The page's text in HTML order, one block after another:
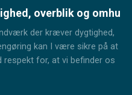
overblik og omhu
der kræver dygtighed,
kan I være sikre på at
respekt for, at vi befinder os